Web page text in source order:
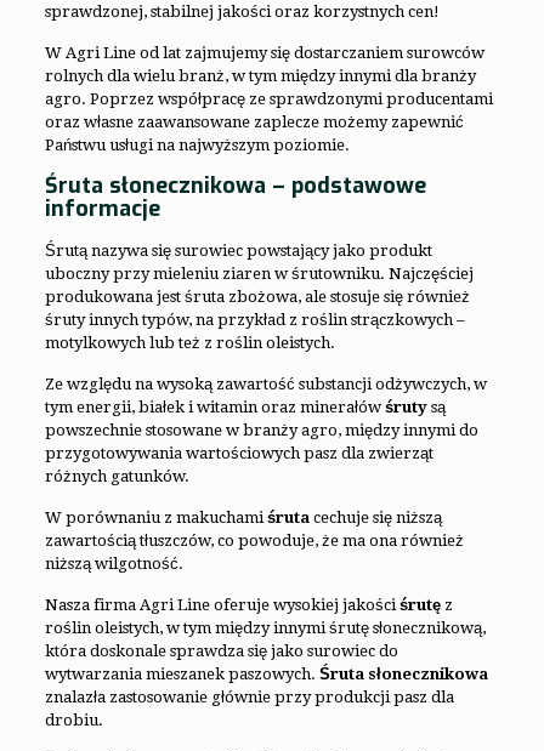
sprawdzonej, stabilnej jakości oraz korzystnych cen!
W Agri Line od lat zajmujemy się dostarczaniem surowców
rolnych dla wielu branż, w tym między innymi dla branży
agro. Poprzez współpracę ze sprawdzonymi producentami
oraz własne zaawansowane zaplecze możemy zapewnić
Państwu usługi na najwyższym poziomie.
Śruta słonecznikowa – podstawowe
informacje
Śrutą nazywa się surowiec powstający jako produkt
uboczny przy mieleniu ziaren w śrutowniku. Najczęściej
produkowana jest śruta zbożowa, ale stosuje się również
śruty innych typów, na przykład z roślin strączkowych –
motylkowych lub też z roślin oleistych.
Ze względu na wysoką zawartość substancji odżywczych, w
tym energii, białek i witamin oraz minerałówśruty są
powszechnie stosowane w branży agro, między innymi do
przygotowywania wartościowych pasz dla zwierząt
różnych gatunków.
W porównaniu z makuchamiśruta cechuje się niższą
zawartością tłuszczów, co powoduje, że ma ona również
niższą wilgotność.
Nasza firma Agri Line oferuje wysokiej jakościśrutę z
roślin oleistych, w tym między innymi śrutę słonecznikową,
która doskonale sprawdza się jako surowiec do
wytwarzania mieszanek paszowych.Śruta słonecznikowa
znalazła zastosowanie głównie przy produkcji pasz dla
drobiu.